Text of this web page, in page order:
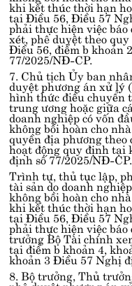
khi kết thúc thời hạn
tạiĐiều 56, Điều 57
phải thực hiện việc
xét, phê duyệt theo
Điều 56, điểm b khoản
77/2025/NĐ-CP.
7. Chủ tịch Ủy ban
duyệt phương án xử lý
hình thức điều chuyển
trung ương hoặc giữa
doanh nghiệp có vốn
không bồi hoàn cho
quyền địa phương
hoạt động quy định tại
định số 77/2025/NĐ-CP.
Trình tự, thủ tục lập,
tài sản do doanh
không bồi hoàn cho
khi kết thúc thời hạn
tạiĐiều 56, Điều 57
phải thực hiện việc
trưởng Bộ Tài chính
tạiđiểm b khoản 4,
khoản 3 Điều 57 Nghị
8. Bộ trưởng, Thủ